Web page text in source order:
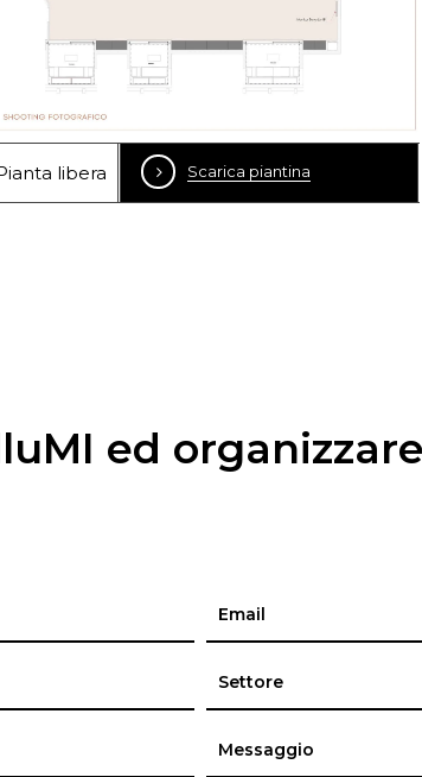
libera Scarica piantina
ed